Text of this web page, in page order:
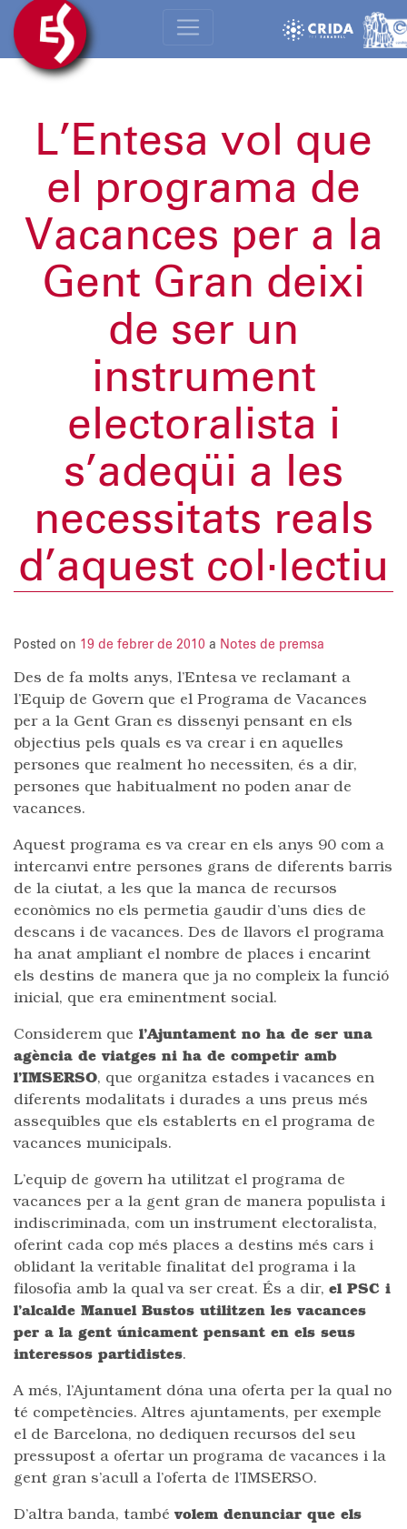
L’Entesa vol que
el programa de
Vacances per a la
Gent Gran deixi
de ser un
instrument
electoralista i
s’adeqüi a les
necessitats reals
d’aquest col·lectiu
Posted on 19 de febrer de 2010 a Notes de premsa
Des de fa molts anys, l’Entesa ve reclamant a
l’Equip de Govern que el Programa de Vacances
per a la Gent Gran es dissenyi pensant en els
objectius pels quals es va crear i en aquelles
persones que realment ho necessiten, és a dir,
persones que habitualment no poden anar de
vacances.
Aquest programa es va crear en els anys 90 com a
intercanvi entre persones grans de diferents barris
de la ciutat, a les que la manca de recursos
econòmics no els permetia gaudir d’uns dies de
descans i de vacances. Des de llavors el programa
ha anat ampliant el nombre de places i encarint
els destins de manera que ja no compleix la funció
inicial, que era eminentment social.
Considerem que l’Ajuntament no ha de ser una
agència de viatges ni ha de competir amb
l’IMSERSO, que organitza estades i vacances en
diferents modalitats i durades a uns preus més
assequibles que els establerts en el programa de
vacances municipals.
L’equip de govern ha utilitzat el programa de
vacances per a la gent gran de manera populista i
indiscriminada, com un instrument electoralista,
oferint cada cop més places a destins més cars i
oblidant la veritable finalitat del programa i la
filosofia amb la qual va ser creat. És a dir, el PSC i
l’alcalde Manuel Bustos utilitzen les vacances
per a la gent únicament pensant en els seus
interessos partidistes.
A més, l’Ajuntament dóna una oferta per la qual no
té competències. Altres ajuntaments, per exemple
el de Barcelona, no dediquen recursos del seu
pressupost a ofertar un programa de vacances i la
gent gran s’acull a l’oferta de l’IMSERSO.
D’altra banda, també volem denunciar que els